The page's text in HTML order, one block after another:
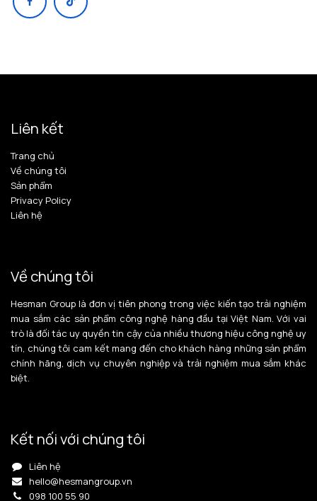
Liên kết
Trang chủ
Về chúng tôi
Sản phẩm
Privacy Policy
Liên hệ
Về chúng tôi
Hesman Group là đơn vị tiên phong trong việc kiến tạo trải nghiệm
mua sắm các sản phẩm công nghệ hàng đầu tại Việt Nam. Với vai
trò là đối tác uy quyền tin cậy của nhiều thương hiệu công nghệ uy
tín, chúng tôi cam kết mang đến cho khách hàng những sản phẩm
chính hãng, dịch vụ chuyên nghiệp và trải nghiệm mua sắm khác
biệt.
Kết nối với chúng tôi
Liên hệ
hello@hesmangroup.vn
098 100 55 90